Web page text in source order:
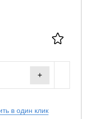
+
в один клик